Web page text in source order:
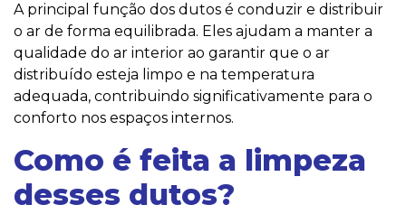
A principal função dos dutos é conduzir e distribuir
o ar de forma equilibrada. Eles ajudam a manter a
qualidade do ar interior ao garantir que o ar
distribuído esteja limpo e na temperatura
adequada, contribuindo significativamente para o
conforto nos espaços internos.
Como é feita a limpeza
desses dutos?